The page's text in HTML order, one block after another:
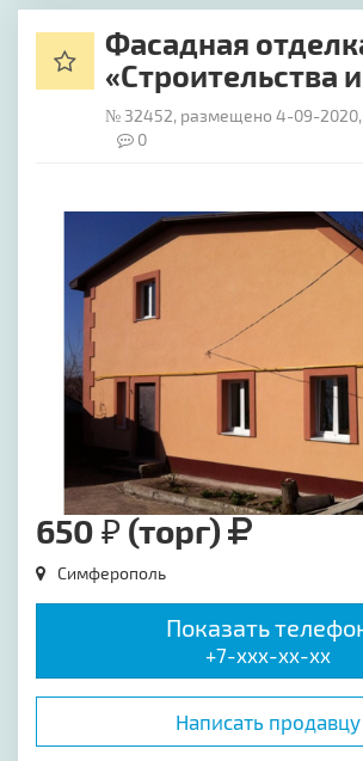
Фасадная
«Строительства
№ 32452, размещено 4-09-2020,
0
650 ₽ (торг)
Симферополь
Показать
+7-xxx-xx-xx
Написать продавцу